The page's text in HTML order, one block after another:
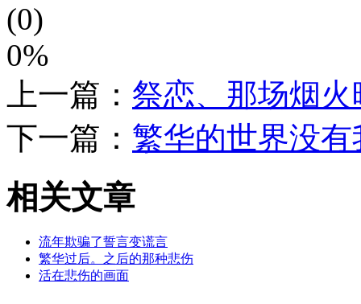
(0)
0%
上一篇： 祭恋、那场烟火
下一篇： 繁华的世界没
相关文章
流年欺骗了誓言变谎言
繁华过后。之后的那种悲伤
活在悲伤的画面